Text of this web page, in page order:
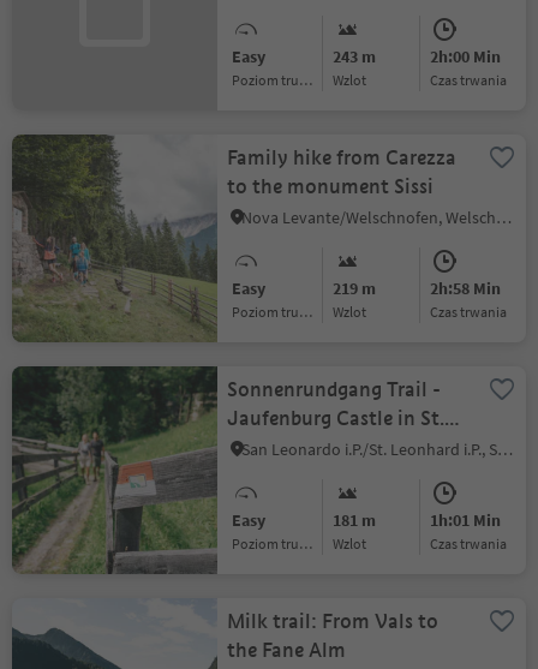
Easy
Poziom trudności
243 m
Wzlot
2h:00 Min
czas trwania
Family hike from Carezza
to the monument Sissi
Nova Levante/Welschnofen, Welschnofen/Nova Levante, Dolomites Region Eggental
Easy
Poziom trudności
219 m
Wzlot
2h:58 Min
czas trwania
Sonnenrundgang Trail -
Jaufenburg Castle in St.
Leonhard
San Leonardo i.P./St. Leonhard i.P., St.Leonhard in Passeier/San Leonardo in Passiria, Meran/Merano and environs
Easy
Poziom trudności
181 m
Wzlot
1h:01 Min
czas trwania
Milk trail: From Vals to
the Fane Alm